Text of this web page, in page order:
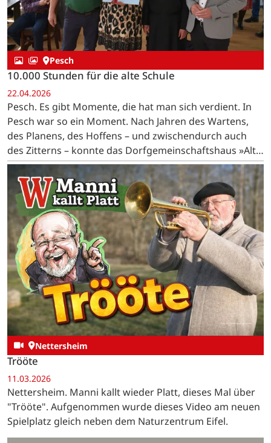
Pesch
10.000 Stunden für die alte Schule
22.04.2026
Pesch. Es gibt Momente, die hat man sich verdient. In
Pesch war so ein Moment. Nach Jahren des Wartens,
des Planens, des Hoffens – und zwischendurch auch
des Zitterns – konnte das Dorfgemeinschaftshaus »Alte
Schule« endlich offiziell seiner Bestimmung
übergeben…
Nettersheim
Trööte
11.03.2026
Nettersheim. Manni kallt wieder Platt, dieses Mal über
"Trööte". Aufgenommen wurde dieses Video am neuen
Spielplatz gleich neben dem Naturzentrum Eifel.